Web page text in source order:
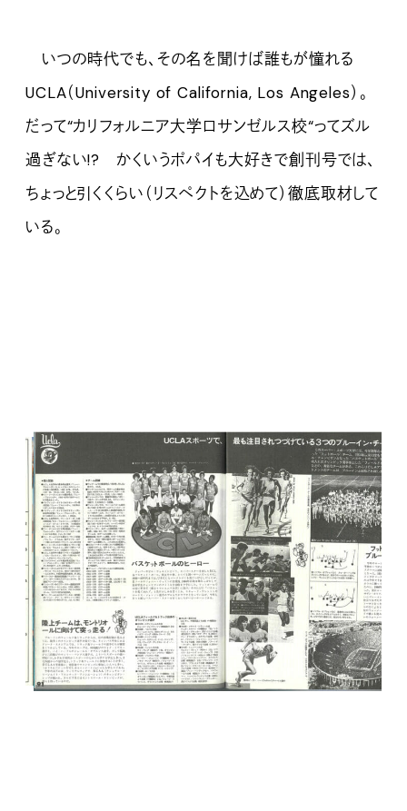
いつの時代でも、その名を聞けば誰もが憧れる
UCLA（University of California, Los Angeles）。
だって“カリフォルニア大学ロサンゼルス校“ってズル
過ぎない!? かくいうポパイも大好きで創刊号では、
ちょっと引くくらい（リスペクトを込めて）徹底取材して
いる。